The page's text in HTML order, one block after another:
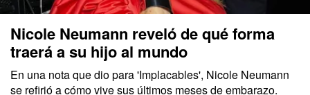
Nicole Neumann reveló de qué forma
traerá a su hijo al mundo
En una nota que dio para'Implacables', Nicole Neumann
se refirió a cómo vive sus últimos meses de embarazo.